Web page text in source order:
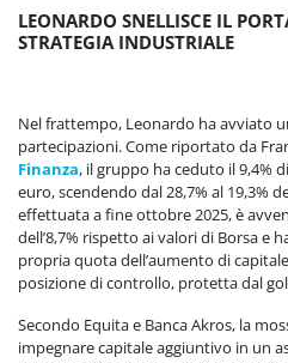
LEONARDO SNELLISCE IL
STRATEGIA INDUSTRIALE
Nel frattempo, Leonardo ha avviato
partecipazioni. Come riportato da
Finanza, il gruppo ha ceduto il 9,4%
euro, scendendo dal 28,7% al 19,3%
effettuata a fine ottobre 2025, è
dell’8,7% rispetto ai valori di Borsa e
propria quota dell’aumento di
posizione di controllo, protetta dal
Secondo Equita e Banca Akros, la
impegnare capitale aggiuntivo in un